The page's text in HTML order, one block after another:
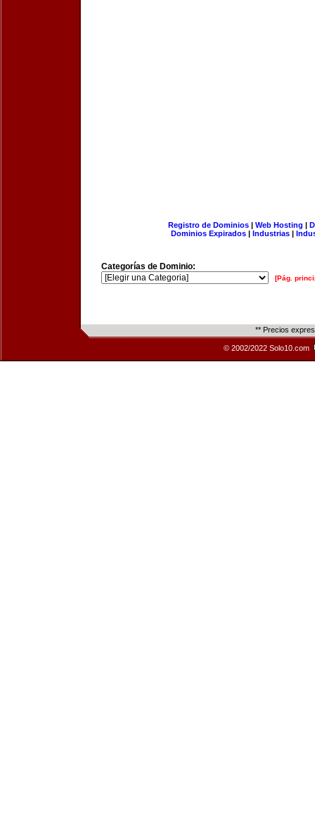
Registro de Dominios| Web Hosting |
Dominios Expirados | Industrias |
Categorías de Dominio:
[Pág.
** Precios
© 2002/2022 Solo10.com